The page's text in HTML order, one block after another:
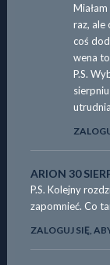
raz, ale
coś
wena
P.S.
ARION 30
P.S. Kolejny
zapomnieć. Co
ZALOGUJ SIĘ,